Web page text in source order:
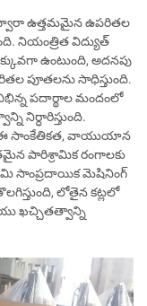
ఉత్తమమైన ఉపరితల
నియంత్రిత విద్యుత్
ఉంటుంది, అదనపు
పూతలను సాధిస్తుంది.
పదార్థాల మందంలో
నిర్ధారిస్తుంది.
ఈ సాంకేతికత, వాయుయాన
పారిశ్రామిక రంగాలకు
సాంప్రదాయిక మెషినింగ్
లోతైన కట్లలో
ఖచ్చితత్వాన్ని